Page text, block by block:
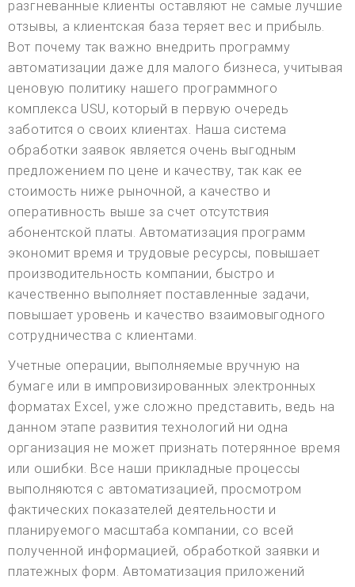
разгневанные клиенты оставляют не самые лучшие
отзывы, а клиентская база теряет вес и прибыль.
Вот почему так важно внедрить программу
автоматизации даже для малого бизнеса, учитывая
ценовую политику нашего программного
комплекса USU, который в первую очередь
заботится о своих клиентах. Наша система
обработки заявок является очень выгодным
предложением по цене и качеству, так как ее
стоимость ниже рыночной, а качество и
оперативность выше за счет отсутствия
абонентской платы. Автоматизация программ
экономит время и трудовые ресурсы, повышает
производительность компании, быстро и
качественно выполняет поставленные задачи,
повышает уровень и качество взаимовыгодного
сотрудничества с клиентами.
Учетные операции, выполняемые вручную на
бумаге или в импровизированных электронных
форматах Excel, уже сложно представить, ведь на
данном этапе развития технологий ни одна
организация не может признать потерянное время
или ошибки. Все наши прикладные процессы
выполняются с автоматизацией, просмотром
фактических показателей деятельности и
планируемого масштаба компании, со всей
полученной информацией, обработкой заявки и
платежных форм. Автоматизация приложений